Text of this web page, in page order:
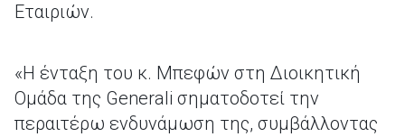
Εταιριών.
«Η ένταξη του κ. Μπεφών στη Διοικητική
Ομάδα της Generali σηματοδοτεί την
περαιτέρω ενδυνάμωση της, συμβάλλοντας